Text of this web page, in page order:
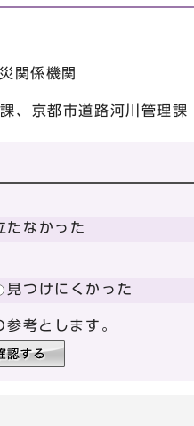
関係機関
、京都市道路河川管理課
たなかった
見つけにくかった
考とします。